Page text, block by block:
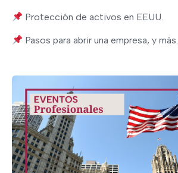
Protección de activos en EEUU.
Pasos para abrir una empresa, y más.